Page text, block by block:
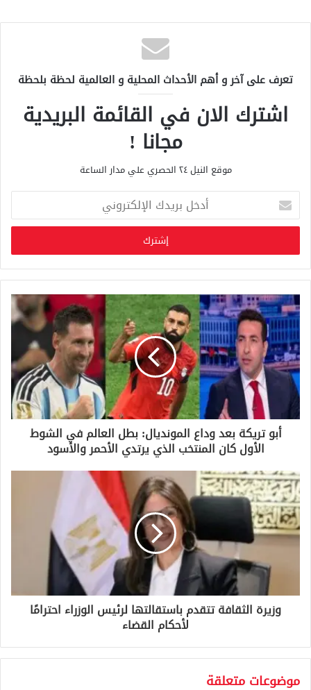
تعرف على آخر و أهم الأحداث المحلية و العالمية لحظة بلحظة
اشترك الان في القائمة البريدية
مجانا !
موقع النيل ٢٤ الحصري علي مدار الساعة
خ
ب
ر
ي
د
ك
ا
ل
إ
ل
ك
ت
ر
أبو تريكة بعد وداع المونديال: بطل العالم في الشوط
الأول كان المنتخب الذي يرتدي الأحمر والأسود
وزيرة الثقافة تتقدم باستقالتها لرئيس الوزراء احترامًا
لأحكام القضاء
موضوعات متعلقة